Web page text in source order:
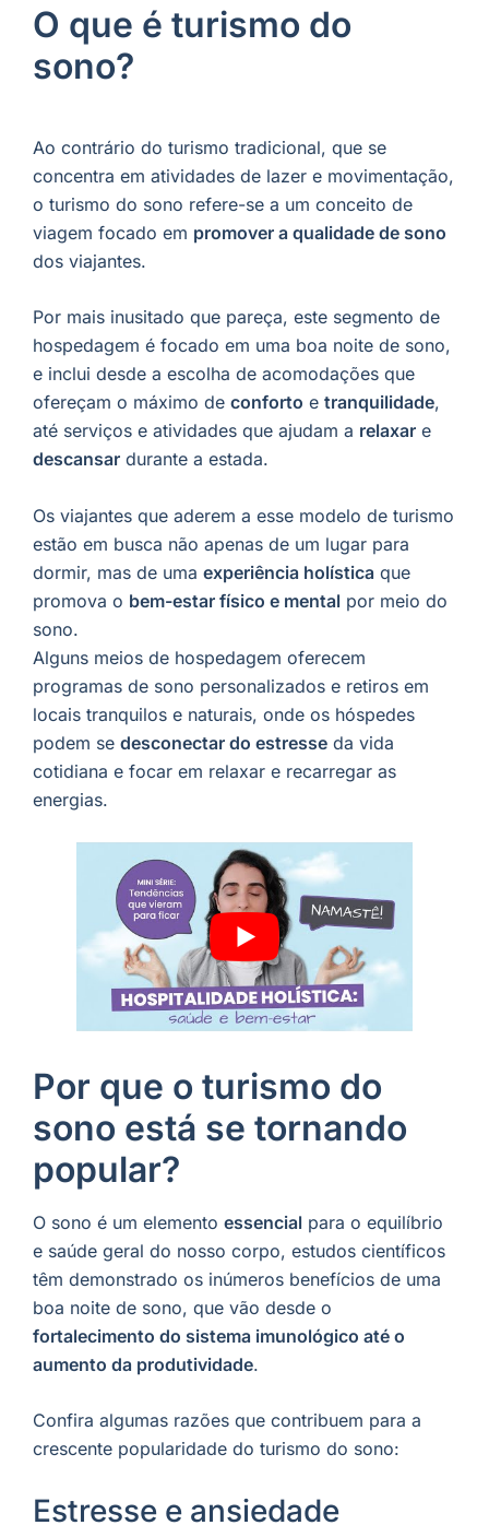
O que é turismo do
sono?
Ao contrário do turismo tradicional, que se
concentra em atividades de lazer e movimentação,
o turismo do sono refere-se a um conceito de
viagem focado em promover a qualidade de sono
dos viajantes.
Por mais inusitado que pareça, este segmento de
hospedagem é focado em uma boa noite de sono,
e inclui desde a escolha de acomodações que
ofereçam o máximo de conforto e tranquilidade,
até serviços e atividades que ajudam a relaxar e
descansar durante a estada.
Os viajantes que aderem a esse modelo de turismo
estão em busca não apenas de um lugar para
dormir, mas de uma experiência holística que
promova o bem-estar físico e mental por meio do
sono.
Alguns meios de hospedagem oferecem
programas de sono personalizados e retiros em
locais tranquilos e naturais, onde os hóspedes
podem se desconectar do estresse da vida
cotidiana e focar em relaxar e recarregar as
energias.
Por que o turismo do
sono está se tornando
popular?
O sono é um elemento essencial para o equilíbrio
e saúde geral do nosso corpo, estudos científicos
têm demonstrado os inúmeros benefícios de uma
boa noite de sono, que vão desde o
fortalecimento do sistema imunológico até o
aumento da produtividade.
Confira algumas razões que contribuem para a
crescente popularidade do turismo do sono:
Estresse e ansiedade